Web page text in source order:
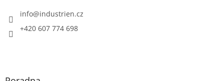
info@industrien.cz
+420 607 774 698